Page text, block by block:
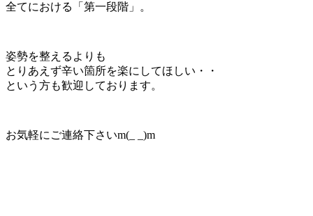
全てにおける「第一段階」。
姿勢を整えるよりも
とりあえず辛い箇所を楽にしてほしい・・
という方も歓迎しております。
お気軽にご連絡下さいm(_ _)m